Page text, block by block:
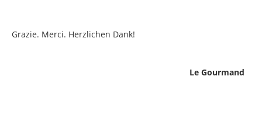
Grazie. Merci. Herzlichen Dank!
Le Gourmand